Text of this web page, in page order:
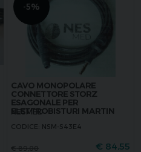
-5%
CAVO MONOPOLARE
CONNETTORE STORZ
ESAGONALE PER
ELETTROBISTURI MARTIN
NESMED
CODICE: NSM-S43E4
€ 84,55